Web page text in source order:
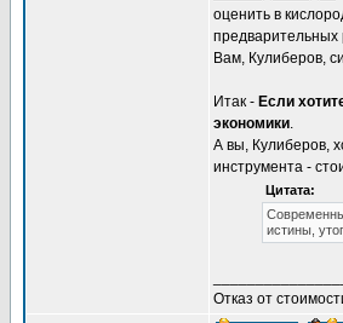
оценить в
предварительных
Вам, Кулиберов,
Итак - Если
экономики.
А вы, Кулиберов,
инструмента -
Цитата:
истины,
Отказ от